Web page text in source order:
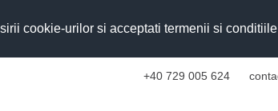
cookie-urilor si acceptati termenii si
+40 729 005 624